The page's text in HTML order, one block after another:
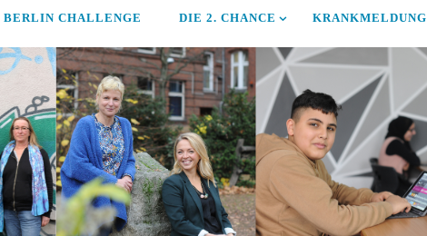
BERLIN CHALLENGE DIE 2. CHANCE KRANKMELDUNG